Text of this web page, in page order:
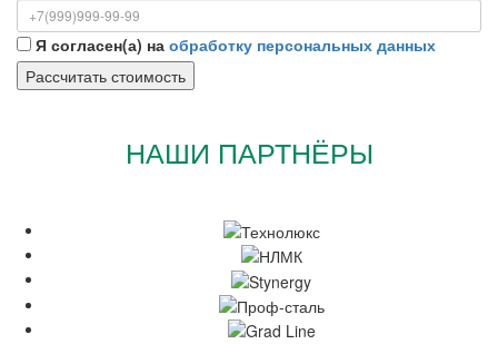
Я согласен(а) на обработку персональных данных
НАШИ ПАРТНЁРЫ